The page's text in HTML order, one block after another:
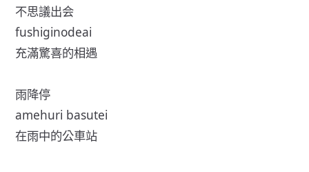
不思議出会
fushiginodeai
充滿驚喜的相遇
雨降停
amehuri basutei
在雨中的公車站